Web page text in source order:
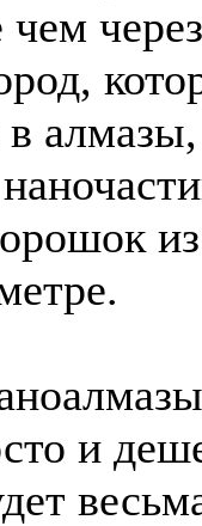
чем через
,
в алмазы
из
.
и